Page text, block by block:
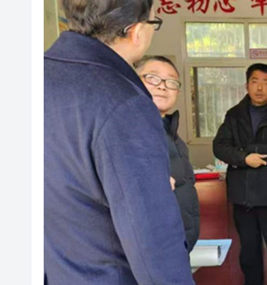
2025年海南儋州以舊換新帶動
山東26戶省屬國企去年合計營
瀋陽鐵西校園閱讀活動解鎖閱
閩粵贛三地漢樂藝術家齊聚
有片丨外交部回應特朗普委